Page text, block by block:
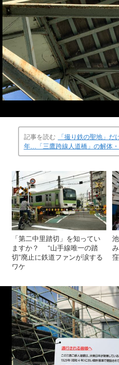
記事を読む
「撮り鉄の聖地」
年…「三鷹跨線人道橋」の解体・
「第二中里踏切」を知ってい
ますか？ “山手線唯一の踏
切”廃止に鉄道ファンが涙する
ワケ